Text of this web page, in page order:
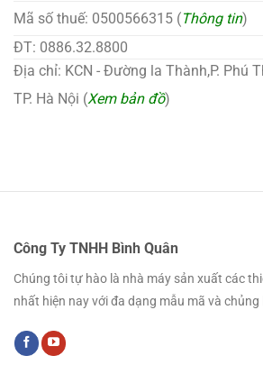
Mã số thuế: 0500566315 (Thông tin)
ĐT: 0886.32.8800
Địa chỉ: KCN - Đường la Thành,P. Phú
TP. Hà Nội (Xem bản đồ)
Công Ty TNHH Bình Quân
Chúng tôi tự hào là nhà máy sản xuất các
nhất hiện nay với đa dạng mẫu mã và chủng